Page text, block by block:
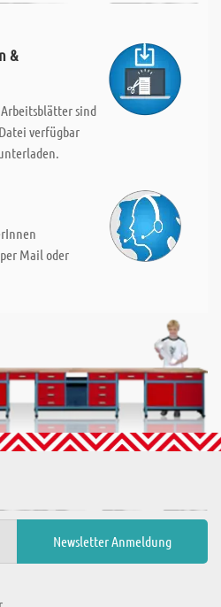
&
sind
verfügbar
Mail oder